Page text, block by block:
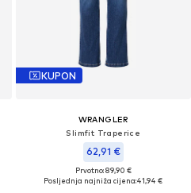
KUPON
WRANGLER
Slimfit Traperice
62,91 €
Prvotno: 89,90 €
Posljednja najniža cijena:41,94 €